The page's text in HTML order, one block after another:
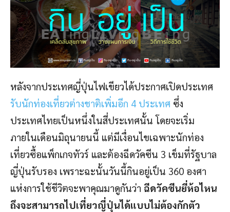
หลังจากประเทศญี่ปุ่นไฟเขียวได้ประกาศเปิดประเทศ
รับนักท่องเที่ยวต่างชาติเพิ่มอีก 4 ประเทศ ซึ่ง
ประเทศไทยเป็นหนึ่งในสี่ประเทศนั้น โดยจะเริ่ม
ภายในเดือนมิถุนายนนี้ แต่มีเงื่อนไขเฉพาะนักท่อง
เที่ยวซื้อแพ็กเกจทัวร์ และต้องฉีดวัคซีน 3 เข็มที่รัฐบาล
ญี่ปุ่นรับรอง เพราะฉะนั้นวันนี้กินอยู่เป็น 360 องศา
แห่งการใช้ชีวิตจะพาคุณมาดูกันว่า ฉีดวัคซีนยี่ห้อไหน
ถึงจะสามารถไปเที่ยวญี่ปุ่นได้แบบไม่ต้องกักตัว